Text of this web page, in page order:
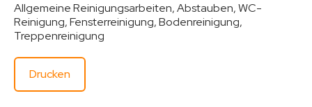
Allgemeine Reinigungsarbeiten, Abstauben, WC-
Reinigung, Fensterreinigung, Bodenreinigung,
Treppenreinigung
Drucken